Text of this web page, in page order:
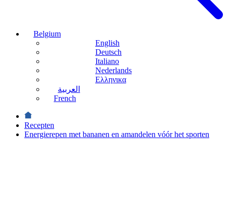
Belgium
English
Deutsch
Italiano
Nederlands
Ελληνικα
العربية
French
Recepten
Energierepen met bananen en amandelen vóór het sporten